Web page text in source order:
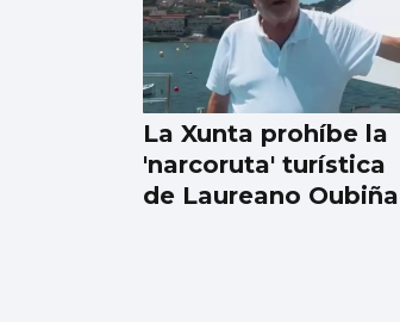
La meteorología será
benévola para
observar el eclipse
del 12 de agosto
La Xunta prohíbe la
'narcoruta' turística
de Laureano Oubiña